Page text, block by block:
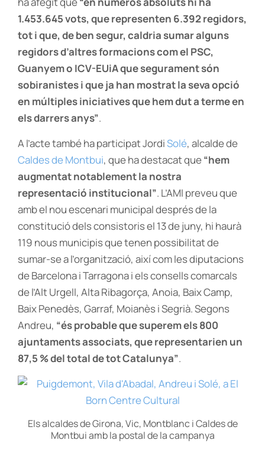
1.453.645 vots, que representen 6.392 regidors,
tot i que, de ben segur, caldria sumar alguns
regidors d’altres formacions com el PSC,
Guanyem o ICV-EUiA que segurament són
sobiranistes i que ja han mostrat la seva opció
en múltiples iniciatives que hem dut a terme en
els darrers anys”.
A l’acte també ha participat JordiSolé, alcalde de
Caldes de Montbui, que ha destacat que“hem
augmentat notablement la nostra
representació institucional”. L’AMI preveu que
amb el nou escenari municipal després de la
constitució dels consistoris el 13 de juny, hi haurà
119 nous municipis que tenen possibilitat de
sumar-se a l’organització, així com les diputacions
de Barcelona i Tarragona i els consells comarcals
de l’Alt Urgell, Alta Ribagorça, Anoia, Baix Camp,
Baix Penedès, Garraf, Moianès i Segrià. Segons
Andreu, “és probable que superem els 800
ajuntaments associats, que representarien un
87,5 % del total de tot Catalunya”.
Els alcaldes de Girona, Vic, Montblanc i Caldes de
Montbui amb la postal de la campanya